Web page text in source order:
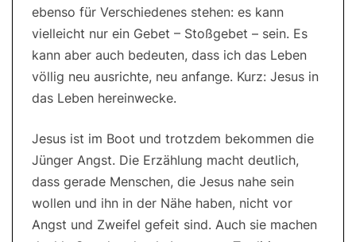
ebenso für Verschiedenes stehen: es kann
vielleicht nur ein Gebet – Stoßgebet – sein. Es
kann aber auch bedeuten, dass ich das Leben
völlig neu ausrichte, neu anfange. Kurz: Jesus in
das Leben hereinwecke.
Jesus ist im Boot und trotzdem bekommen die
Jünger Angst. Die Erzählung macht deutlich,
dass gerade Menschen, die Jesus nahe sein
wollen und ihn in der Nähe haben, nicht vor
Angst und Zweifel gefeit sind. Auch sie machen